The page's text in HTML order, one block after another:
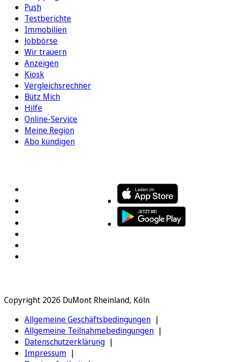
Push
Testberichte
Immobilien
Jobbörse
Wir trauern
Anzeigen
Kiosk
Vergleichsrechner
Bütz Mich
Hilfe
Online-Service
Meine Region
Abo kündigen
Copyright 2026 DuMont Rheinland, Köln
Allgemeine Geschäftsbedingungen
Allgemeine Teilnahmebedingungen
Datenschutzerklärung
Impressum